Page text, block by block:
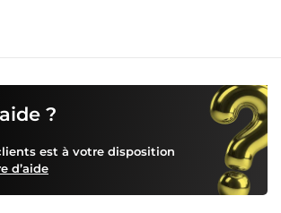
?
est à votre disposition
d’aide